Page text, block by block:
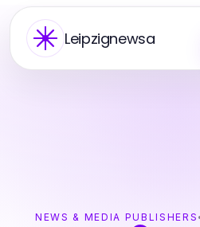
Leipzignewsa
NEWS & MEDIA PUBLISHERS